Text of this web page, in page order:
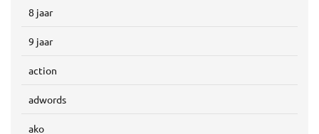
8 jaar
9 jaar
action
adwords
ako